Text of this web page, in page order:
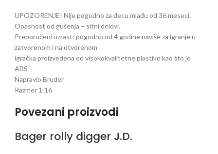
UPOZORENJE! Nije pogodno za decu mlađu od 36 meseci.
Opasnost od gušenja – sitni delovi.
Preporučeni uzrast: pogodno od 4 godine naviše za igranje u
zatvorenom i na otvorenom
igračka proizvedena od visokokvalitetne plastike kao što je
ABS
Napravio Bruder
Razmer 1:16
Povezani proizvodi
Bager rolly digger J.D.